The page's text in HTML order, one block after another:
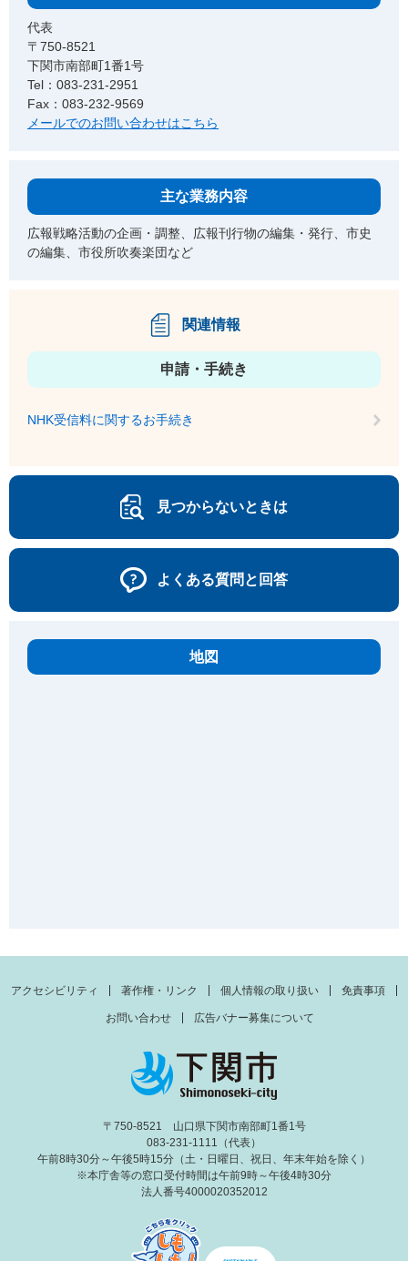
代表
〒750-8521
下関市南部町1番1号
Tel：083-231-2951
Fax：083-232-9569
メールでのお問い合わせはこちら
主な業務内容
広報戦略活動の企画・調整、広報刊行物の編集・発行、市史
の編集、市役所吹奏楽団など
関連情報
申請・手続き
NHK受信料に関するお手続き
見つからないときは
よくある質問と回答
地図
アクセシビリティ 著作権・リンク 個人情報の取り扱い 免責事項
お問い合わせ 広告バナー募集について
〒750-8521 山口県下関市南部町1番1号
083-231-1111（代表）
午前8時30分～午後5時15分（土・日曜日、祝日、年末年始を除く）
※本庁舎等の窓口受付時間は午前9時～午後4時30分
法人番号4000020352012